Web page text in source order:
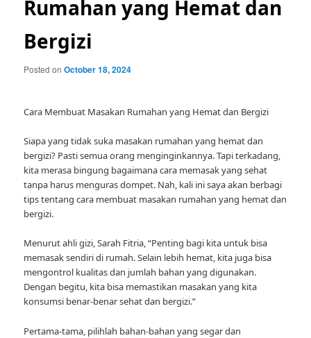
Rumahan yang Hemat dan
Bergizi
Posted onOctober 18, 2024
Cara Membuat Masakan Rumahan yang Hemat dan Bergizi
Siapa yang tidak suka masakan rumahan yang hemat dan
bergizi? Pasti semua orang menginginkannya. Tapi terkadang,
kita merasa bingung bagaimana cara memasak yang sehat
tanpa harus menguras dompet. Nah, kali ini saya akan berbagi
tips tentang cara membuat masakan rumahan yang hemat dan
bergizi.
Menurut ahli gizi, Sarah Fitria, “Penting bagi kita untuk bisa
memasak sendiri di rumah. Selain lebih hemat, kita juga bisa
mengontrol kualitas dan jumlah bahan yang digunakan.
Dengan begitu, kita bisa memastikan masakan yang kita
konsumsi benar-benar sehat dan bergizi.”
Pertama-tama, pilihlah bahan-bahan yang segar dan